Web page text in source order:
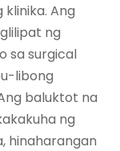
Ang
ng
sa surgical
libong
baluktot na
ng
hinaharangan